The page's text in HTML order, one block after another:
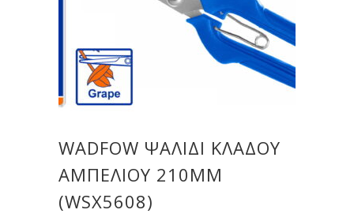
WADFOW ΨΑΛΙΔΙ ΚΛΑΔΟΥ
ΑΜΠΕΛΙΟΥ 210MM
(WSX5608)